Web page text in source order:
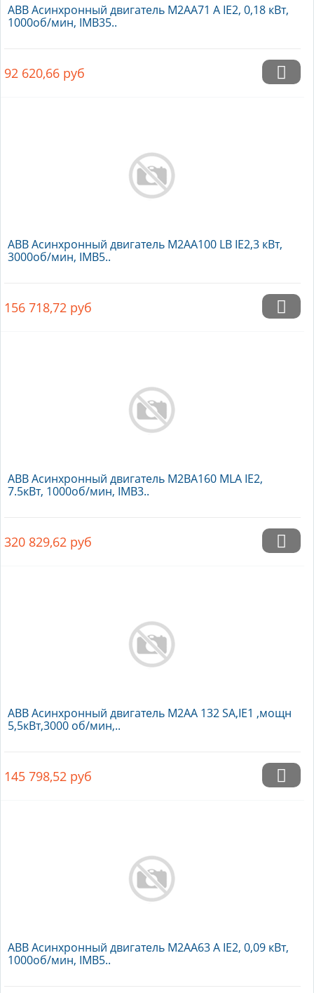
ABB Асинхронный двигатель M2AA71 A IE2, 0,18 кВт,
1000об/мин, IMB35..
92 620,66 руб
ABB Асинхронный двигатель M2AA100 LB IE2,3 кВт,
3000об/мин, IMB5..
156 718,72 руб
ABB Асинхронный двигатель M2BA160 MLA IE2,
7.5кВт, 1000об/мин, IMB3..
320 829,62 руб
ABB Асинхронный двигатель M2AA 132 SA,IE1 ,мощн
5,5кВт,3000 об/мин,..
145 798,52 руб
ABB Асинхронный двигатель M2AA63 A IE2, 0,09 кВт,
1000об/мин, IMB5..